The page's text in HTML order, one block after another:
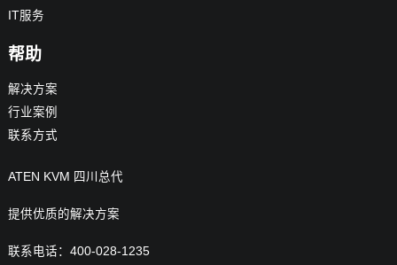
IT服务
帮助
解决方案
行业案例
联系方式
ATEN KVM 四川总代
提供优质的解决方案
联系电话：400-028-1235